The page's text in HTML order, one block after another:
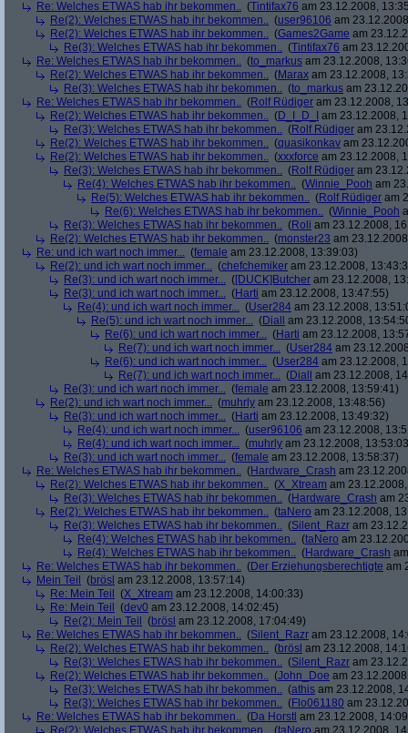
Re: Welches ETWAS hab ihr bekommen.. (Tintifax76 am 23.12.2008,
Re(2): Welches ETWAS hab ihr bekommen.. (user96106 am
Re(2): Welches ETWAS hab ihr bekommen.. (Games2Game am
Re(3): Welches ETWAS hab ihr bekommen.. (Tintifax76 am
Re: Welches ETWAS hab ihr bekommen.. (to_markus am 23.12.2008,
Re(2): Welches ETWAS hab ihr bekommen.. (Marax am 23.12.2008,
Re(3): Welches ETWAS hab ihr bekommen.. (to_markus am
Re: Welches ETWAS hab ihr bekommen.. (Rolf Rüdiger am 23.12.2008,
Re(2): Welches ETWAS hab ihr bekommen.. (D_I_D_I
am 23.12.2008,
Re(3): Welches ETWAS hab ihr bekommen.. (Rolf Rüdiger am
Re(2): Welches ETWAS hab ihr bekommen.. (quasikonkav am
Re(2): Welches ETWAS hab ihr bekommen.. (xxxforce am 23.12.2008,
Re(3): Welches ETWAS hab ihr bekommen.. (Rolf Rüdiger am
Re(4): Welches ETWAS hab ihr bekommen.. (Winnie_Pooh am
Re(5): Welches ETWAS hab ihr bekommen.. (Rolf Rüdiger am
Re(6): Welches ETWAS hab ihr bekommen.. (Winnie_Pooh
Re(3): Welches ETWAS hab ihr bekommen.. (Roli am 23.12.2008,
Re(2): Welches ETWAS hab ihr bekommen.. (monster23 am
Re: und ich wart noch immer... (female am 23.12.2008, 13:39:03)
Re(2): und ich wart noch immer... (chefchemiker am 23.12.2008,
Re(3): und ich wart noch immer... ([DUCK]Butcher am 23.12.2008,
Re(3): und ich wart noch immer... (Harti am 23.12.2008, 13:47:55)
Re(4): und ich wart noch immer... (User284 am 23.12.2008,
Re(5): und ich wart noch immer... (Diall
am 23.12.2008,
Re(6): und ich wart noch immer... (Harti am 23.12.2008,
Re(7): und ich wart noch immer... (User284 am
Re(6): und ich wart noch immer... (User284 am 23.12.2008,
Re(7): und ich wart noch immer... (Diall
am 23.12.2008,
Re(3): und ich wart noch immer... (female am 23.12.2008, 13:59:41)
Re(2): und ich wart noch immer... (muhrly am 23.12.2008, 13:48:56)
Re(3): und ich wart noch immer... (Harti am 23.12.2008, 13:49:32)
Re(4): und ich wart noch immer... (user96106 am 23.12.2008,
Re(4): und ich wart noch immer... (muhrly am 23.12.2008,
Re(3): und ich wart noch immer... (female am 23.12.2008, 13:58:37)
Re: Welches ETWAS hab ihr bekommen.. (Hardware_Crash am
Re(2): Welches ETWAS hab ihr bekommen.. (X_Xtream am
Re(3): Welches ETWAS hab ihr bekommen.. (Hardware_Crash am
Re(2): Welches ETWAS hab ihr bekommen.. (taNero am 23.12.2008,
Re(3): Welches ETWAS hab ihr bekommen.. (Silent_Razr am
Re(4): Welches ETWAS hab ihr bekommen.. (taNero am
Re(4): Welches ETWAS hab ihr bekommen.. (Hardware_Crash
Re: Welches ETWAS hab ihr bekommen.. (Der Erziehungsberechtigte am
Mein Teil
(brösl am 23.12.2008, 13:57:14)
Re: Mein Teil
(X_Xtream am 23.12.2008, 14:00:33)
Re: Mein Teil
(dev0 am 23.12.2008, 14:02:45)
Re(2): Mein Teil
(brösl am 23.12.2008, 17:04:49)
Re: Welches ETWAS hab ihr bekommen.. (Silent_Razr am 23.12.2008,
Re(2): Welches ETWAS hab ihr bekommen.. (brösl am 23.12.2008,
Re(3): Welches ETWAS hab ihr bekommen.. (Silent_Razr am
Re(2): Welches ETWAS hab ihr bekommen.. (John_Doe am
Re(3): Welches ETWAS hab ihr bekommen.. (athis am 23.12.2008,
Re(3): Welches ETWAS hab ihr bekommen.. (Flo061180 am
Re: Welches ETWAS hab ihr bekommen.. (Da Horstl am 23.12.2008,
Re(2): Welches ETWAS hab ihr bekommen.. (taNero am 23.12.2008,